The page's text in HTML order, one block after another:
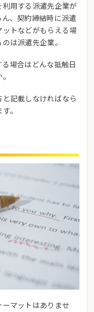
用する派遣先企業が
、契約締結時に派遣
トなどがもらえる場
は派遣先企業。
場合はどんな抵触日
記載しなければなら
。
マットはありませ